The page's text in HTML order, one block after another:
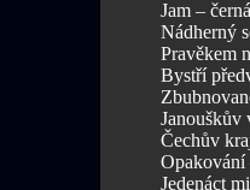
Jam –
Nádherný
Pravěkem
Bystří
Janouškův
Čechův
Opakování
Jedenáct